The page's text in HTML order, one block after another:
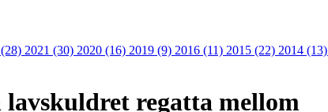
2021 (30) 2020 (16) 2019 (9) 2016 (11) 2015 (22) 2014 (13)
regatta mellom